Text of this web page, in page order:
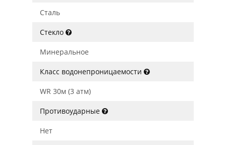
Сталь
Стекло
Минеральное
Класс водонепроницаемости
WR 30м (3 атм)
Противоударные
Нет